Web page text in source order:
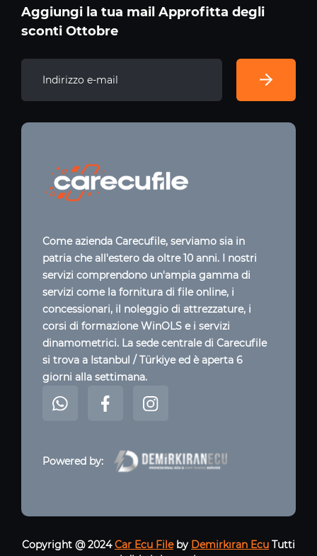
Aggiungi la tua mail Approfitta degli
sconti Ottobre
Come azienda Carecufile, serviamo sia in
patria che all'estero da oltre 10 anni. I nostri
servizi comprendono un'ampia gamma di
servizi come la fornitura di file online, i
concessionari, il noleggio di attrezzature, i
corsi di formazione WinOLS e i servizi
dinamometrici. La sede centrale di Carecufile
si trova a Istanbul / Türkiye ed è aperta 6
giorni alla settimana.
Powered by:
Copyright @ 2024Car Ecu Fileby Demirkıran Ecu Tutti